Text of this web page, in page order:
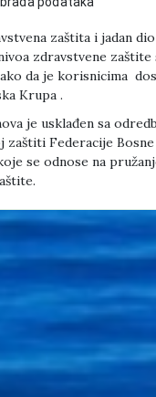
zaštita i jadan
zdravstvene zaštite
da je korisnicima
Krupa .
je usklađen sa
zaštiti Federacije
se odnose na